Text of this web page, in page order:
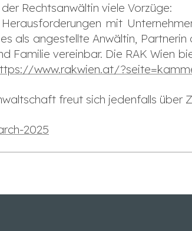
Rechtsanwältin viele Vorzüge:
mit
als angestellte Anwältin,
Familie vereinbar. Die RAK Wien
www.rakwien.at/
freut sich jedenfalls über
2025